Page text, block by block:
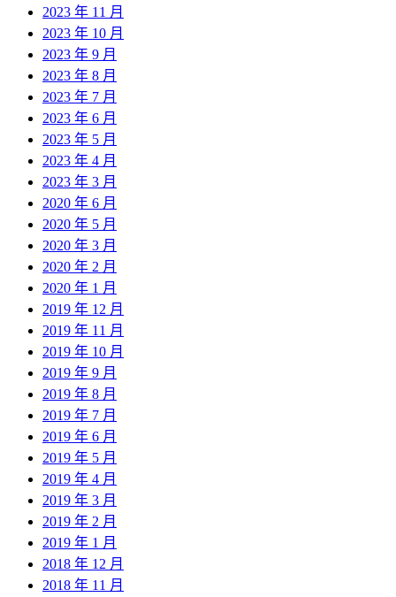
2023 年 11 月
2023 年 10 月
2023 年 9 月
2023 年 8 月
2023 年 7 月
2023 年 6 月
2023 年 5 月
2023 年 4 月
2023 年 3 月
2020 年 6 月
2020 年 5 月
2020 年 3 月
2020 年 2 月
2020 年 1 月
2019 年 12 月
2019 年 11 月
2019 年 10 月
2019 年 9 月
2019 年 8 月
2019 年 7 月
2019 年 6 月
2019 年 5 月
2019 年 4 月
2019 年 3 月
2019 年 2 月
2019 年 1 月
2018 年 12 月
2018 年 11 月